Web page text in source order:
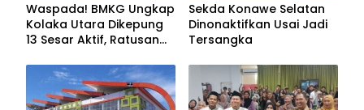
Waspada! BMKG Ungkap
Kolaka Utara Dikepung
13 Sesar Aktif, Ratusan
Sekda Konawe Selatan
Dinonaktifkan Usai Jadi
Tersangka